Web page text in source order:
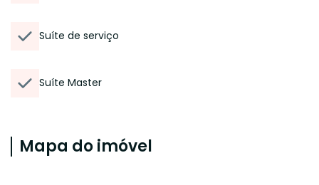
Suíte de serviço
Suíte Master
Mapa do imóvel